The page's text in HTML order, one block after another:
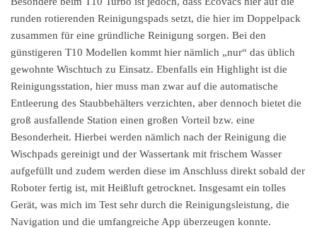
runden rotierenden Reinigungspads setzt, die hier im Doppelpack
zusammen für eine gründliche Reinigung sorgen. Bei den
günstigeren T10 Modellen kommt hier nämlich „nur“ das üblich
gewohnte Wischtuch zu Einsatz. Ebenfalls ein Highlight ist die
Reinigungsstation, hier muss man zwar auf die automatische
Entleerung des Staubbehälters verzichten, aber dennoch bietet die
groß ausfallende Station einen großen Vorteil bzw. eine
Besonderheit. Hierbei werden nämlich nach der Reinigung die
Wischpads gereinigt und der Wassertank mit frischem Wasser
aufgefüllt und zudem werden diese im Anschluss direkt sobald der
Roboter fertig ist, mit Heißluft getrocknet. Insgesamt ein tolles
Gerät, was mich im Test sehr durch die Reinigungsleistung, die
Navigation und die umfangreiche App überzeugen konnte.